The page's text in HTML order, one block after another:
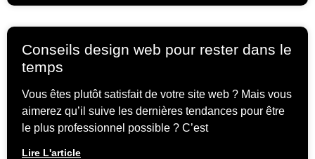
Conseils design web pour rester dans le
temps
Vous êtes plutôt satisfait de votre site web ? Mais vous
aimerez qu’il suive les dernières tendances pour être
le plus professionnel possible ? C’est
Lire L'article